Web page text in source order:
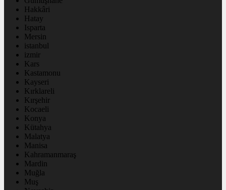
Hakkâri
Hatay
Isparta
Mersin
istanbul
izmir
Kars
Kastamonu
Kayseri
Kırklareli
Kırşehir
Kocaeli
Konya
Kütahya
Malatya
Manisa
Kahramanmaraş
Mardin
Muğla
Muş